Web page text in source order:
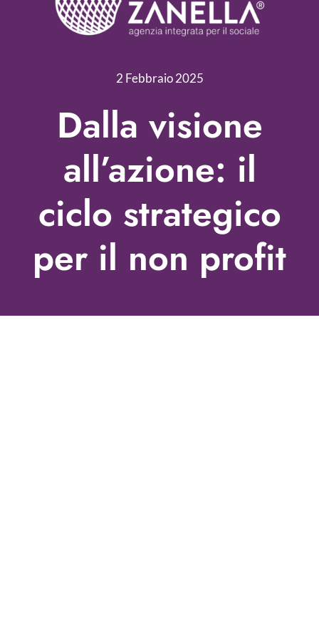
Servizi
Nonprofit Blog
Fundraising Academy
Multimedia
Come contattarci
2 Febbraio 2025
Dalla visione
all’azione: il
ciclo strategico
per il non profit